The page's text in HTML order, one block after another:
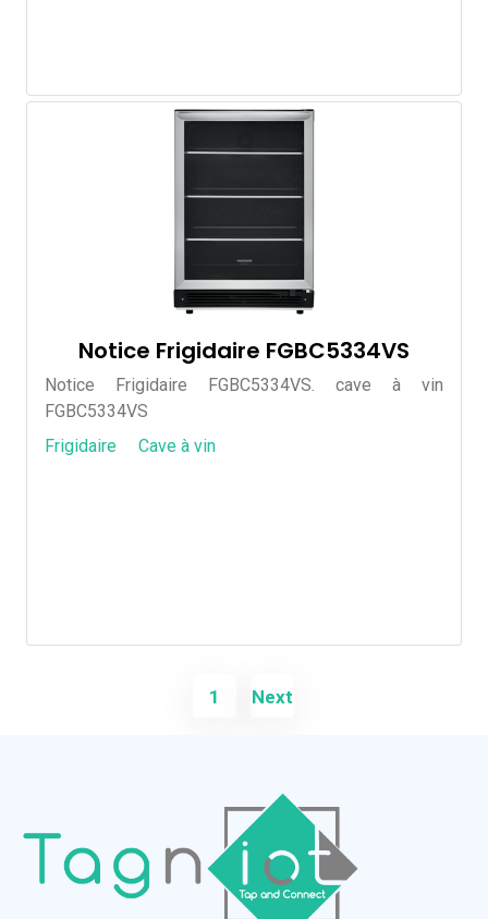
Notice Frigidaire FGBC5334VS
Notice Frigidaire FGBC5334VS. cave à vin
FGBC5334VS
Frigidaire
Cave à vin
1 Next